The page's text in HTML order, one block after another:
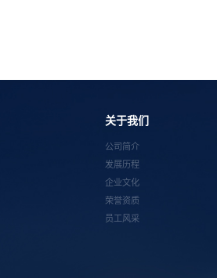
关于我们
公司简介
发展历程
企业文化
荣誉资质
员工风采